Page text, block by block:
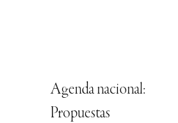
Agenda nacional:
Propuestas